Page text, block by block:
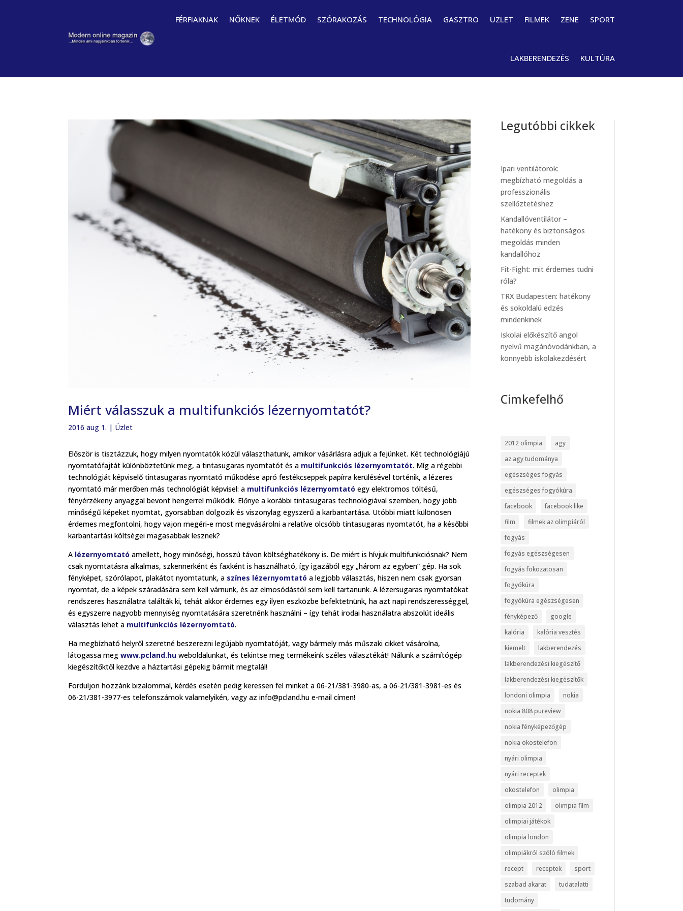
FÉRFIAKNAK NŐKNEK ÉLETMÓD SZÓRAKOZÁS TECHNOLÓGIA GASZTRO ÜZLET FILMEK ZENE SPORT
LAKBERENDEZÉS KULTÚRA
Miért válasszuk a multifunkciós lézernyomtatót?
2016 aug 1. | Üzlet
Először is tisztázzuk, hogy milyen nyomtatók közül választhatunk, amikor vásárlásra adjuk a fejünket. Két technológiájú
nyomtatófajtát különböztetünk meg, a tintasugaras nyomtatót és a multifunkciós lézernyomtatót. Míg a régebbi
technológiát képviselő tintasugaras nyomtató működése apró festékcseppek papírra kerülésével történik, a lézeres
nyomtató már merőben más technológiát képvisel: a multifunkciós lézernyomtató egy elektromos töltésű,
fényérzékeny anyaggal bevont hengerrel működik. Előnye a korábbi tintasugaras technológiával szemben, hogy jobb
minőségű képeket nyomtat, gyorsabban dolgozik és viszonylag egyszerű a karbantartása. Utóbbi miatt különösen
érdemes megfontolni, hogy vajon megéri-e most megvásárolni a relatíve olcsóbb tintasugaras nyomtatót, ha a későbbi
karbantartási költségei magasabbak lesznek?
A lézernyomtató amellett, hogy minőségi, hosszú távon költséghatékony is. De miért is hívjuk multifunkciósnak? Nem
csak nyomtatásra alkalmas, szkennerként és faxként is használható, így igazából egy „három az egyben” gép. Ha sok
fényképet, szórólapot, plakátot nyomtatunk, a színes lézernyomtatóa legjobb választás, hiszen nem csak gyorsan
nyomtat, de a képek száradására sem kell várnunk, és az elmosódástól sem kell tartanunk. A lézersugaras nyomtatókat
rendszeres használatra találták ki, tehát akkor érdemes egy ilyen eszközbe befektetnünk, ha azt napi rendszerességgel,
és egyszerre nagyobb mennyiség nyomtatására szeretnénk használni – így tehát irodai használatra abszolút ideális
választás lehet a multifunkciós lézernyomtató.
Ha megbízható helyről szeretné beszerezni legújabb nyomtatóját, vagy bármely más műszaki cikket vásárolna,
látogassa megwww.pcland.hu weboldalunkat, és tekintse meg termékeink széles választékát! Nálunk a számítógép
kiegészítőktől kezdve a háztartási gépekig bármit megtalál!
Forduljon hozzánk bizalommal, kérdés esetén pedig keressen fel minket a 06-21/381-3980-as, a 06-21/381-3981-es és
06-21/381-3977-es telefonszámok valamelyikén, vagy az info@pcland.hu e-mail címen!
Legutóbbi cikkek
Ipari ventilátorok:
megbízható megoldás a
professzionális
szellőztetéshez
Kandallóventilátor –
hatékony és biztonságos
megoldás minden
kandallóhoz
Fit-Fight: mit érdemes tudni
róla?
TRX Budapesten: hatékony
és sokoldalú edzés
mindenkinek
Iskolai előkészítő angol
nyelvű magánóvodánkban, a
könnyebb iskolakezdésért
Cimkefelhő
2012 olimpia
agy
az agy tudománya
egészséges fogyás
egészséges fogyókúra
facebook
facebook like
film
filmek az olimpiáról
fogyás
fogyás egészségesen
fogyás fokozatosan
fogyókúra
fogyókúra egészségesen
fényképező
google
kalória
kalória vesztés
kiemelt
lakberendezés
lakberendezési kiegészítő
lakberendezési kiegészítők
londoni olimpia
nokia
nokia 808 pureview
nokia fényképezőgép
nokia okostelefon
nyári olimpia
nyári receptek
okostelefon
olimpia
olimpia 2012
olimpia film
olimpiai játékok
olimpia london
olimpiákról szóló filmek
recept
receptek
sport
szabad akarat
tudatalatti
tudomány